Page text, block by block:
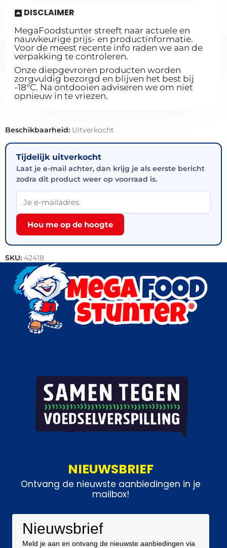
DISCLAIMER
MegaFoodstunter streeft naar actuele en
nauwkeurige prijs- en productinformatie.
Voor de meest recente info raden we aan de
verpakking te controleren.
Onze diepgevroren producten worden
zorgvuldig bezorgd en blijven het best bij
-18°C. Na ontdooien adviseren we om niet
opnieuw in te vriezen.
Beschikbaarheid: Uitverkocht
Tijdelijk uitverkocht
Laat je e-mail achter, dan krijg je als eerste bericht
zodra dit product weer op voorraad is.
Hou me op de hoogte
SKU: 42418
Categorieën:Aardappel producten
NIEUWSBRIEF
Ontvang de nieuwste aanbiedingen in je
mailbox!
Nieuwsbrief
Meld je aan en ontvang de nieuwste aanbiedingen via